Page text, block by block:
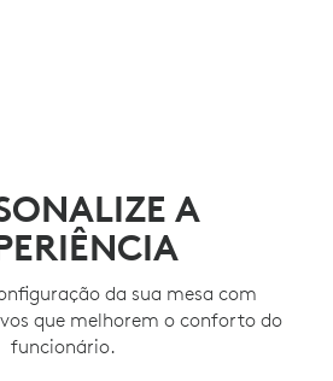
A
da sua mesa com
que melhorem o conforto do
funcionário.